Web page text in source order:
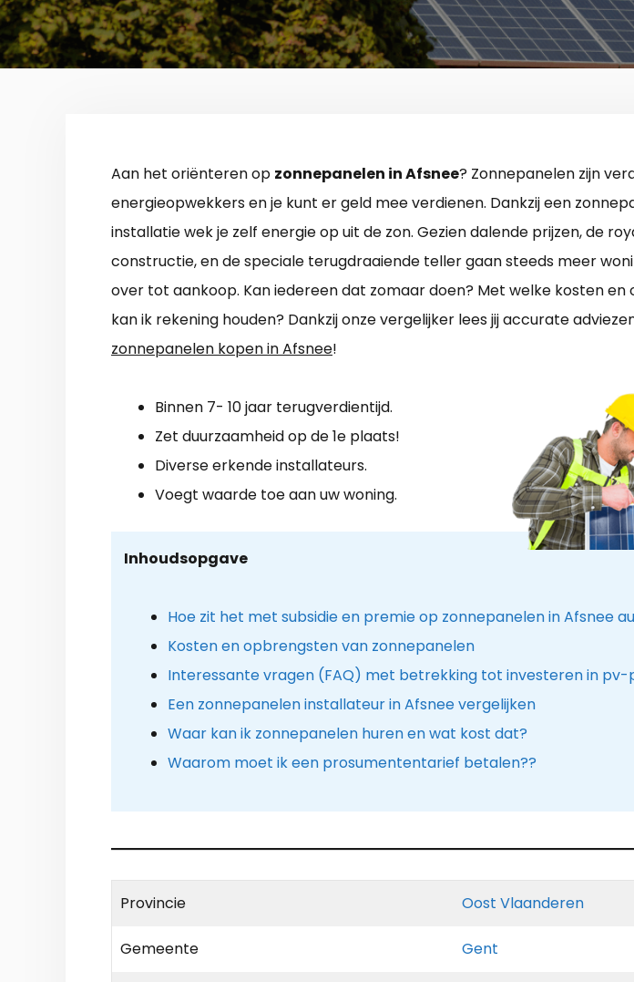
Aan het oriënteren op zonnepanelen in Afsnee? Zonnepanelen zijn
energieopwekkers en je kunt er geld mee verdienen. Dankzij een
installatie wek je zelf energie op uit de zon. Gezien dalende prijzen, de
constructie, en de speciale terugdraaiende teller gaan steeds meer
over tot aankoop. Kan iedereen dat zomaar doen? Met welke kosten
kan ik rekening houden? Dankzij onze vergelijker lees jij accurate
zonnepanelen kopen in Afsnee!
Binnen 7- 10 jaar terugverdientijd.
Zet duurzaamheid op de 1e plaats!
Diverse erkende installateurs.
Voegt waarde toe aan uw woning.
Inhoudsopgave
Hoe zit het met subsidie en premie op zonnepanelen in Afsnee
Kosten en opbrengsten van zonnepanelen
Interessante vragen (FAQ) met betrekking tot investeren in pv-
Een zonnepanelen installateur in Afsnee vergelijken
Waar kan ik zonnepanelen huren en wat kost dat?
Waarom moet ik een prosumententarief betalen??
Provincie Oost Vlaanderen
Gemeente Gent